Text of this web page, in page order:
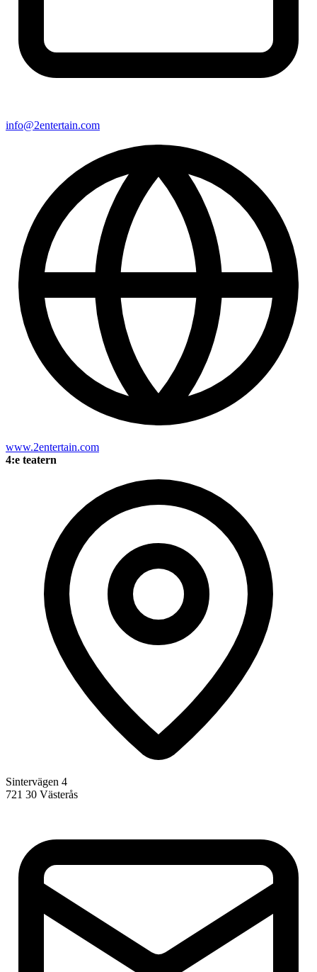
info@2entertain.com
www.2entertain.com
4:e teatern
Sintervägen 4
721 30 Västerås